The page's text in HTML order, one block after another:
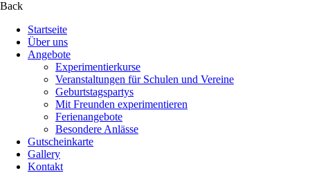
Back
Startseite
Über uns
Angebote
Experimentierkurse
Veranstaltungen für Schulen und Vereine
Geburtstagspartys
Mit Freunden experimentieren
Ferienangebote
Besondere Anlässe
Gutscheinkarte
Gallery
Kontakt